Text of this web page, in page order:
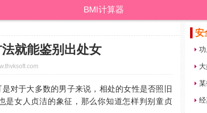
BMI计算器
就能鉴别出处女
对于大多数的男子来说，相处的女性是否照旧
是女人贞洁的象征，那么你知道怎样判别童贞
安